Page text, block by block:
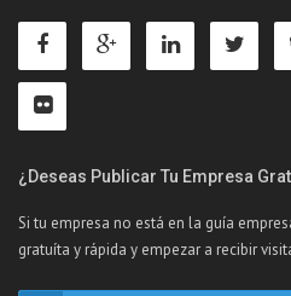
¿Deseas Publicar Tu Empresa
Si tu empresa no está en la guía
gratuíta y rápida y empezar a recibir